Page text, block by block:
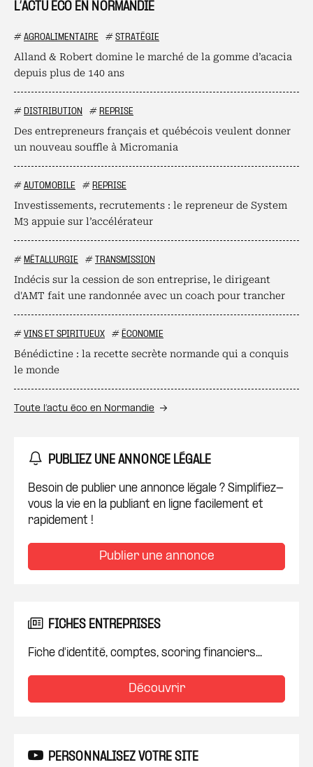
L’ACTU ÉCO EN NORMANDIE
# AGROALIMENTAIRE # STRATÉGIE
Alland & Robert domine le marché de la gomme d’acacia
depuis plus de 140 ans
# DISTRIBUTION # REPRISE
Des entrepreneurs français et québécois veulent donner
un nouveau souffle à Micromania
# AUTOMOBILE # REPRISE
Investissements, recrutements : le repreneur de System
M3 appuie sur l’accélérateur
# MÉTALLURGIE # TRANSMISSION
Indécis sur la cession de son entreprise, le dirigeant
d'AMT fait une randonnée avec un coach pour trancher
# VINS ET SPIRITUEUX # ÉCONOMIE
Bénédictine : la recette secrète normande qui a conquis
le monde
Toute l’actu éco en Normandie
PUBLIEZ UNE ANNONCE LÉGALE
Besoin de publier une annonce légale ? Simplifiez-
vous la vie en la publiant en ligne facilement et
rapidement !
Publier une annonce
FICHES ENTREPRISES
Fiche d'identité, comptes, scoring financiers...
Découvrir
PERSONNALISEZ VOTRE SITE